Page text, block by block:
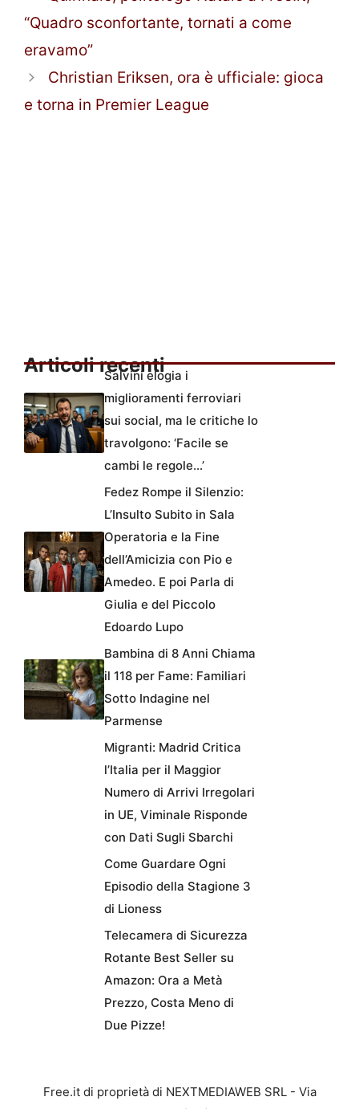
“Quadro sconfortante, tornati a come
eravamo”
Christian Eriksen, ora è ufficiale: gioca
e torna in Premier League
Articoli recenti
Salvini elogia i
miglioramenti ferroviari
sui social, ma le critiche lo
travolgono: ‘Facile se
cambi le regole…’
Fedez Rompe il Silenzio:
L’Insulto Subito in Sala
Operatoria e la Fine
dell’Amicizia con Pio e
Amedeo. E poi Parla di
Giulia e del Piccolo
Edoardo Lupo
Bambina di 8 Anni Chiama
il 118 per Fame: Familiari
Sotto Indagine nel
Parmense
Migranti: Madrid Critica
l’Italia per il Maggior
Numero di Arrivi Irregolari
in UE, Viminale Risponde
con Dati Sugli Sbarchi
Come Guardare Ogni
Episodio della Stagione 3
di Lioness
Telecamera di Sicurezza
Rotante Best Seller su
Amazon: Ora a Metà
Prezzo, Costa Meno di
Due Pizze!
Free.it di proprietà di NEXTMEDIAWEB SRL - Via